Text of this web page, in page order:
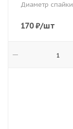
Диаметр спайки
170₽/шт